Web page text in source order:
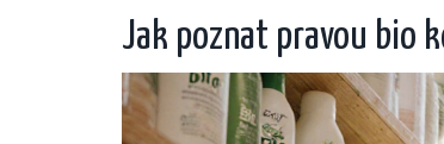
Jak poznat pravou bio